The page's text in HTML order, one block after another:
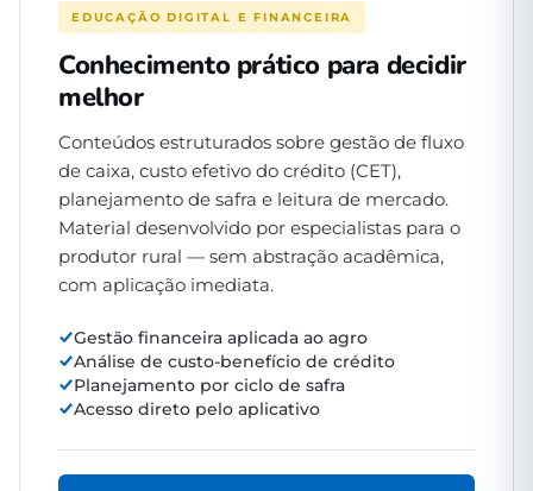
EDUCAÇÃO DIGITAL E FINANCEIRA
Conhecimento prático para decidir
melhor
Conteúdos estruturados sobre gestão de fluxo
de caixa, custo efetivo do crédito (CET),
planejamento de safra e leitura de mercado.
Material desenvolvido por especialistas para o
produtor rural — sem abstração acadêmica,
com aplicação imediata.
Gestão financeira aplicada ao agro
Análise de custo-benefício de crédito
Planejamento por ciclo de safra
Acesso direto pelo aplicativo